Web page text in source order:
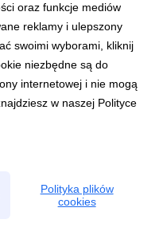
oraz funkcje mediów
reklamy i ulepszony
swoimi wyborami, kliknij
niezbędne są do
internetowej i nie mogą
w naszej Polityce
Polityka plików
cookies